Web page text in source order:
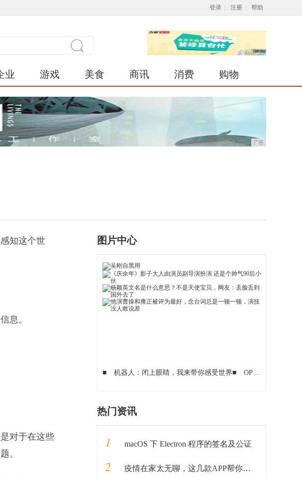
登录 注册 帮助
业 游戏 美食 商讯 消费 购物
广告
知这个世
息。
对于在这些
。
图片中心
■ 机器人：闭上眼睛，我来带你感受世界■ OPPO Reno 3 Pro印度版真机曝光：全球首款44MP自拍手机
热门资讯
1 macOS 下 Electron 程序的签名及公证
2 疫情在家太无聊，这几款APP帮你度过无聊期